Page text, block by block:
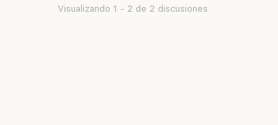
Visualizando 1 - 2 de 2 discusiones